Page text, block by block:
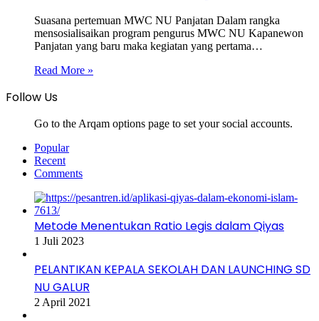
Suasana pertemuan MWC NU Panjatan Dalam rangka
mensosialisaikan program pengurus MWC NU Kapanewon
Panjatan yang baru maka kegiatan yang pertama…
Read More »
Follow Us
Go to the Arqam options page to set your social accounts.
Popular
Recent
Comments
Metode Menentukan Ratio Legis dalam Qiyas
1 Juli 2023
PELANTIKAN KEPALA SEKOLAH DAN LAUNCHING SD
NU GALUR
2 April 2021